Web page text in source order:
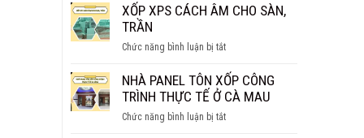
THAY
TRUYỀN
PANEL
CHO
GIA
ĐÌNH
NHỎ
ĐẸP,
XỐP XPS CÁCH ÂM CHO SÀN,
TRẦN
Chức năng bình luận bị tắtở
XPS
CÁCH
CHO
NHÀ PANEL TÔN XỐP CÔNG
TRÌNH THỰC TẾ Ở CÀ MAU
Chức năng bình luận bị tắtở